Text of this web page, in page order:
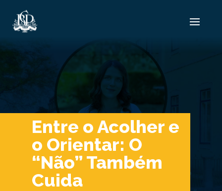
Entre o Acolher e
o Orientar: O
“Não” Também
Cuida